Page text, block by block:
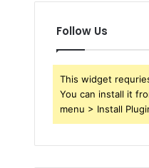
Follow Us
This widget
You can install it
menu > Install